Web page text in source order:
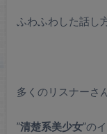
ふわふわした話し
多くのリスナーさ
”清楚系美少女”の